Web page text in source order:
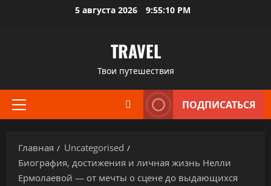
5 августа 2026 9:55:11 PM
TRAVEL
Твои путешествия
Основное
ПОДПИСАТЬСЯ
Главная
Uncategorised
Биография, достижения и личная жизнь Нелли
Ермолаевой — от мечты о сцене до выдающихся